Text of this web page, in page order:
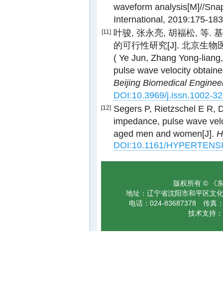
waveform analysis[M]//
International, 2019:175-
[11] 叶骏, 张永亮, 胡福松, 等.
的可行性研究[J]. 北京生物
( Ye Jun, Zhang Yong-
pulse wave velocity
Beijing Biomedical
DOI:10.3969/j.issn.1002-
[12] Segers P, Rietzschel E R,
impedance, pulse wave
aged men and women[J].
DOI:10.1161/